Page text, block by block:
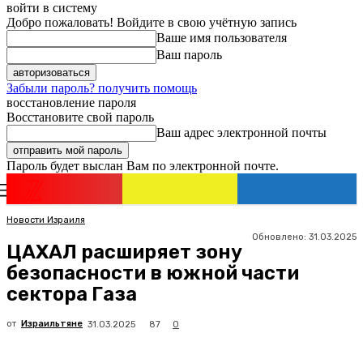
войти в систему
Добро пожаловать! Войдите в свою учётную запись
Ваше имя пользователя
Ваш пароль
Забыли пароль? получить помощь
восстановление пароля
Восстановите свой пароль
Ваш адрес электронной почты
Пароль будет выслан Вам по электронной почте.
Новости Израиля
Обновлено: 31.03.2025
ЦАХАЛ расширяет зону
безопасности в южной части
сектора Газа
от Израильтяне 31.03.2025 87 0